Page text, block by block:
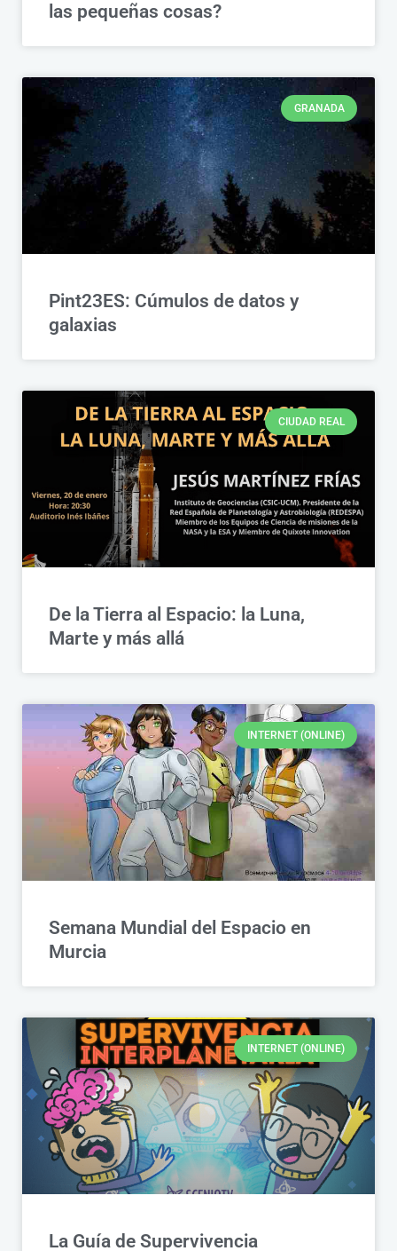
las pequeñas cosas?
GRANADA
Pint23ES: Cúmulos de datos y
galaxias
CIUDAD REAL
De la Tierra al Espacio: la Luna,
Marte y más allá
INTERNET (ONLINE)
Semana Mundial del Espacio en
Murcia
INTERNET (ONLINE)
La Guía de Supervivencia